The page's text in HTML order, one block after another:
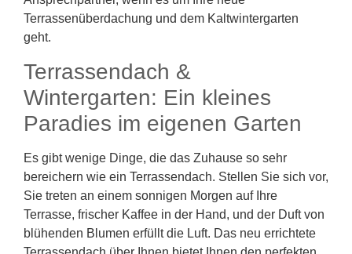
Terrassenüberdachung und dem Kaltwintergarten
geht.
Terrassendach &
Wintergarten: Ein kleines
Paradies im eigenen Garten
Es gibt wenige Dinge, die das Zuhause so sehr
bereichern wie ein Terrassendach. Stellen Sie sich vor,
Sie treten an einem sonnigen Morgen auf Ihre
Terrasse, frischer Kaffee in der Hand, und der Duft von
blühenden Blumen erfüllt die Luft. Das neu errichtete